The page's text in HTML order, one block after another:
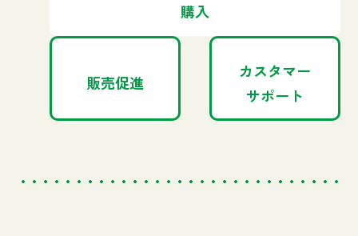
購入
販売促進
カスタマー
サポート